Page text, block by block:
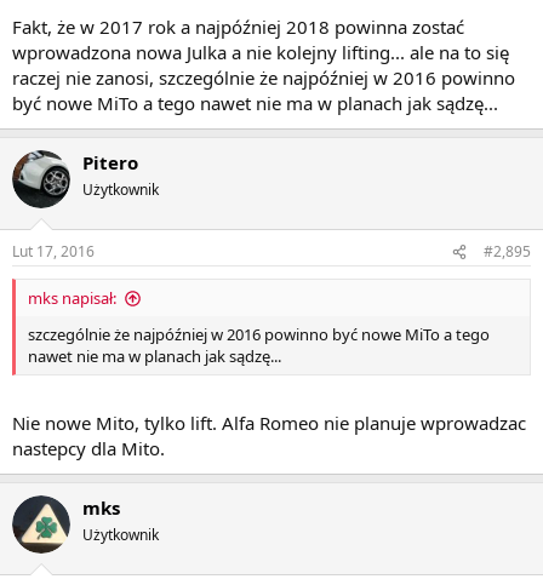
Fakt, że w 2017 rok a najpóźniej 2018 powinna zostać
wprowadzona nowa Julka a nie kolejny lifting... ale na to się
raczej nie zanosi, szczególnie że najpóźniej w 2016 powinno
być nowe MiTo a tego nawet nie ma w planach jak sądzę...
Pitero
Użytkownik
Lut 17, 2016 #2,895
mks napisał:
szczególnie że najpóźniej w 2016 powinno być nowe MiTo a tego
nawet nie ma w planach jak sądzę...
Nie nowe Mito, tylko lift. Alfa Romeo nie planuje wprowadzac
nastepcy dla Mito.
mks
Użytkownik